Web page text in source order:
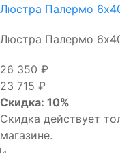
Люстра Палермо
Люстра Палермо
26 350 ₽
23 715 ₽
Скидка: 10%
Скидка действует
магазине.